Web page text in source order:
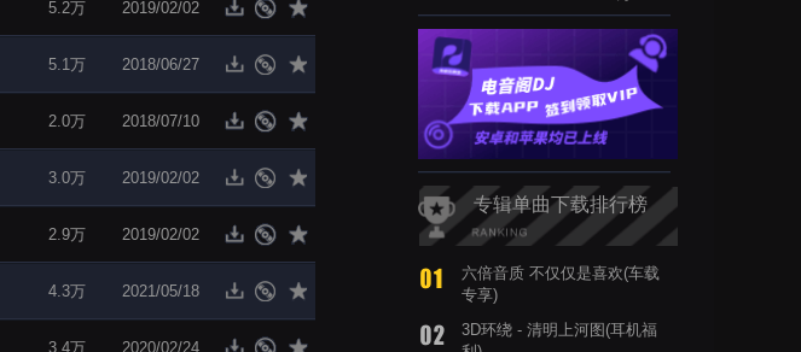
5.2万 2019/02/02
5.1万 2018/06/27
2.0万 2018/07/10
3.0万 2019/02/02
2.9万 2019/02/02
4.3万 2021/05/18
3.4万 2020/02/24
专辑单曲下载排行榜
六倍音质 不仅仅是喜欢(车载
专享)
3D环绕 - 清明上河图(耳机福